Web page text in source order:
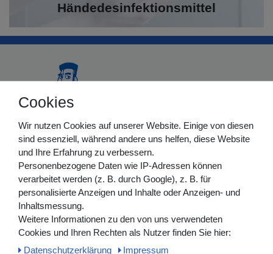
Händedesinfektionsmittel
Medmasters GmbH
+49 (0)2852 538256-0
+49 (0)2852 538256-1
info@medmasters.de
Montag – Donnerstag: 08:00 – 16:00 Uhr
Cookies
Wir nutzen Cookies auf unserer Website. Einige von diesen
sind essenziell, während andere uns helfen, diese Website
und Ihre Erfahrung zu verbessern.
Personenbezogene Daten wie IP-Adressen können
verarbeitet werden (z. B. durch Google), z. B. für
personalisierte Anzeigen und Inhalte oder Anzeigen- und
Inhaltsmessung.
Weitere Informationen zu den von uns verwendeten
Cookies und Ihren Rechten als Nutzer finden Sie hier:
Daten­schutz­erklärung
Impressum